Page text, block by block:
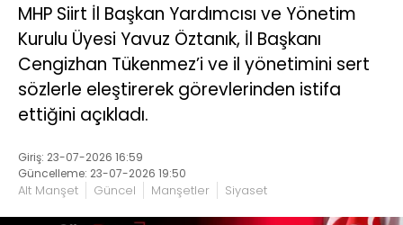
MHP Siirt İl Başkan Yardımcısı ve Yönetim
Kurulu Üyesi Yavuz Öztanık, İl Başkanı
Cengizhan Tükenmez’i ve il yönetimini sert
sözlerle eleştirerek görevlerinden istifa
ettiğini açıkladı.
Giriş: 23-07-2026 16:59
Güncelleme: 23-07-2026 19:50
Alt Manşet Güncel Manşetler Siyaset